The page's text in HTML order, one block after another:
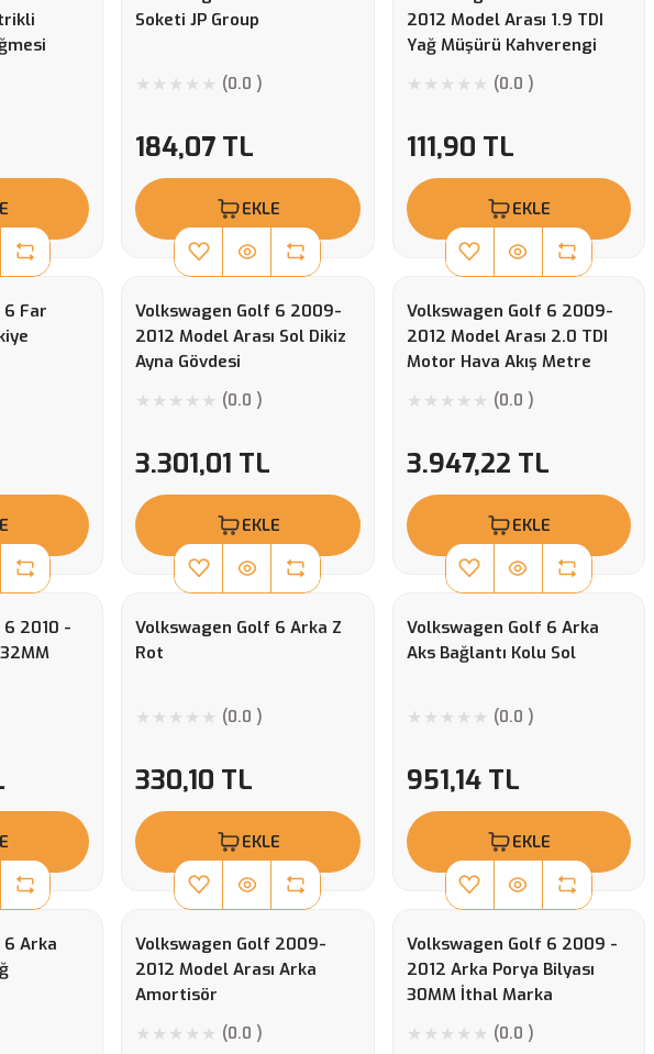
Soketi JP Group
(0.0 )
184,07 TL
EKLE
2012 Model Arası 1.9 TDI
Yağ Müşürü Kahverengi
(0.0 )
111,90 TL
EKLE
Far
Volkswagen Golf 6 2009-
2012 Model Arası Sol Dikiz
Ayna Gövdesi
(0.0 )
3.301,01 TL
EKLE
Volkswagen Golf 6 2009-
2012 Model Arası 2.0 TDI
Motor Hava Akış Metre
(0.0 )
3.947,22 TL
EKLE
2010 -
Volkswagen Golf 6 Arka Z
Rot
(0.0 )
330,10 TL
EKLE
Volkswagen Golf 6 Arka
Aks Bağlantı Kolu Sol
(0.0 )
951,14 TL
EKLE
Arka
Volkswagen Golf 2009-
2012 Model Arası Arka
Amortisör
(0.0 )
Volkswagen Golf 6 2009 -
2012 Arka Porya Bilyası
30MM İthal Marka
(0.0 )